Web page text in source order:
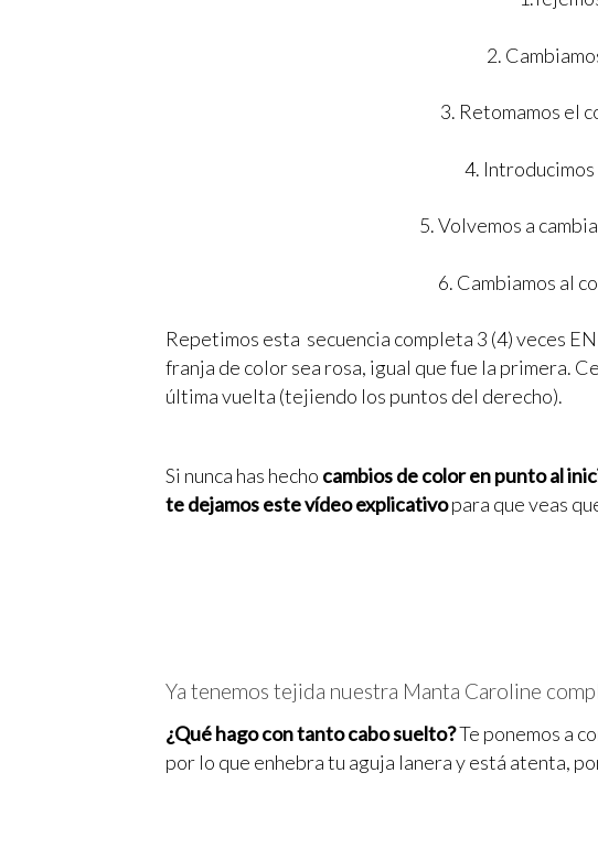
2.
3. Retomamos el
4.
5. Volvemos a
6. Cambiamos al
Repetimos esta secuencia completa 3 (4) veces
franja de color sea rosa, igual que fue la primera.
última vuelta (tejiendo los puntos del derecho).
Si nunca has hecho cambios de color en punto al
te dejamos este vídeo explicativopara que veas
Ya tenemos tejida nuestra Manta Caroline
¿Qué hago con tanto cabo suelto?Te ponemos a
por lo que enhebra tu aguja lanera y está atenta,